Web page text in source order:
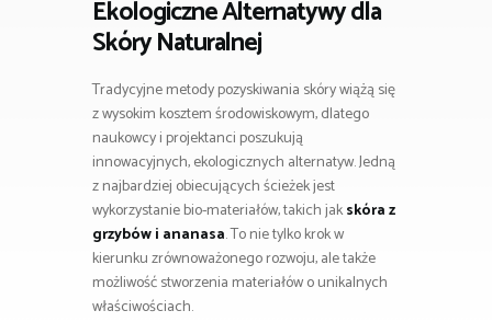
Ekologiczne Alternatywy dla
Skóry Naturalnej
Tradycyjne metody pozyskiwania skóry wiążą się
z wysokim kosztem środowiskowym, dlatego
naukowcy i projektanci poszukują
innowacyjnych, ekologicznych alternatyw. Jedną
z najbardziej obiecujących ścieżek jest
wykorzystanie bio-materiałów, takich jakskóra z
grzybów i ananasa. To nie tylko krok w
kierunku zrównoważonego rozwoju, ale także
możliwość stworzenia materiałów o unikalnych
właściwościach.